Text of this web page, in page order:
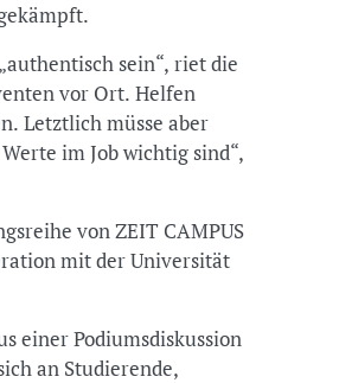
sein“, riet die
vor Ort. Helfen
Letztlich müsse aber
im Job wichtig sind“,
von ZEIT CAMPUS
mit der Universität
einer Podiumsdiskussion
an Studierende,